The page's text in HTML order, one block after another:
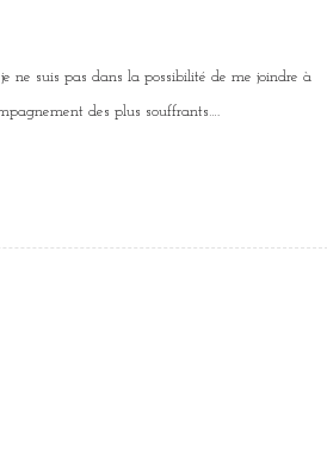
ne suis pas dans la possibilité de me joindre à
des plus souffrants….